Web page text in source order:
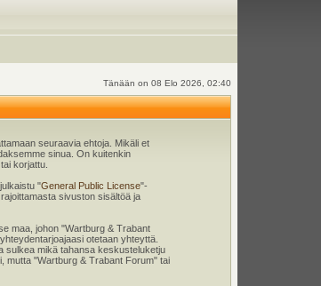
Tänään on 08 Elo 2026, 02:40
seuraavia ehtoja. Mikäli et
sinua. On kuitenkin
korjattu.
"General Public License"-
sivuston sisältöä ja
maa, johon "Wartburg & Trabant
otetaan yhteyttä.
sulkea mikä tahansa keskusteluketju
mutta "Wartburg & Trabant Forum" tai